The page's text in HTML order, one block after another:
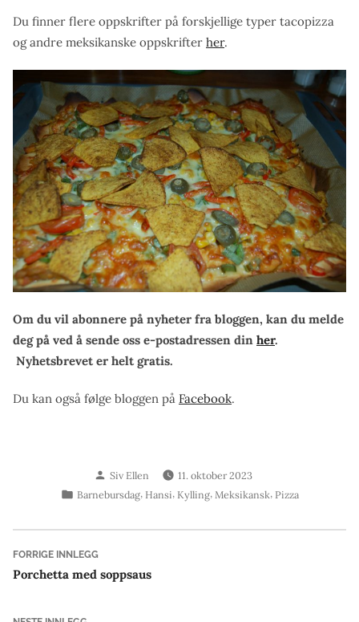
Du finner flere oppskrifter på forskjellige typer tacopizza
og andre meksikanske oppskrifter her.
Om du vil abonnere på nyheter fra bloggen, kan du melde
deg på ved å sende oss e-postadressen din her.
Nyhetsbrevet er helt gratis.
Du kan også følge bloggen på Facebook.
Skrevet
av
Siv Ellen
11. oktober 2023
Publisert
Barnebursdag, Hansi, Kylling, Meksikansk, Pizza
Innleggsnavigasjon
FORRIGE INNLEGGForrige
innlegg:
Porchetta med soppsaus